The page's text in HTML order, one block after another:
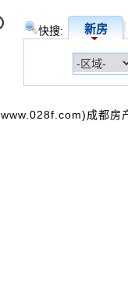
快搜: 新房
成都房